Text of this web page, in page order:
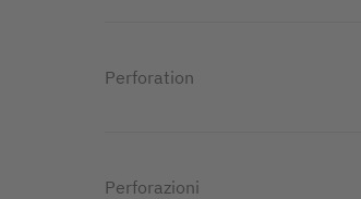
Perforation
Perforazioni